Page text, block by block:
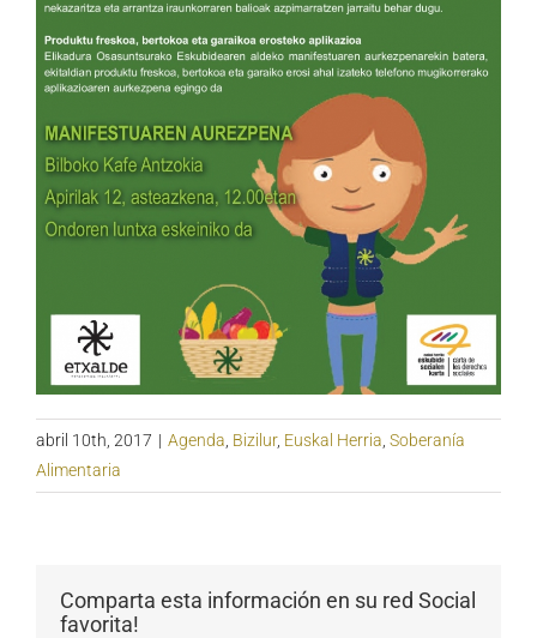
abril 10th, 2017 | Agenda Bizilur, Euskal Herria Soberanía
Alimentaria
Comparta esta información en su red Social
favorita!